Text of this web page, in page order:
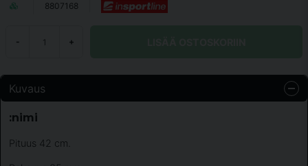
8807168
- +
Kuvaus
:nimi
Pituus 42 cm.